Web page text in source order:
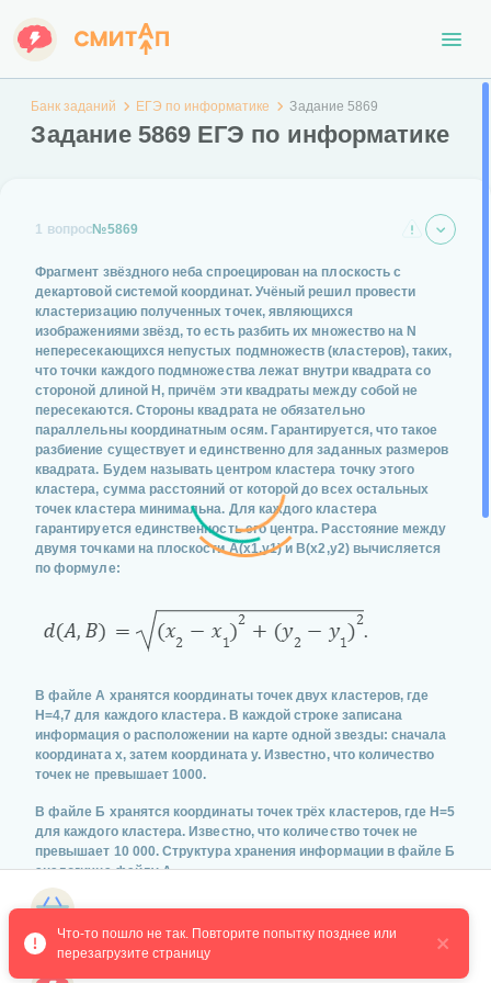
Банк заданий ЕГЭ по информатике Задание 5869
Задание 5869 ЕГЭ по информатике
1 вопрос№5869
Фрагмент звёздного неба спроецирован на плоскость с
декартовой системой координат. Учёный решил провести
кластеризацию полученных точек, являющихся
изображениями звёзд, то есть разбить их множество на N
непересекающихся непустых подмножеств (кластеров), таких,
что точки каждого подмножества лежат внутри квадрата со
стороной длиной H, причём эти квадраты между собой не
пересекаются. Стороны квадрата не обязательно
параллельны координатным осям. Гарантируется, что такое
разбиение существует и единственно для заданных размеров
квадрата. Будем называть центром кластера точку этого
кластера, сумма расстояний от которой до всех остальных
точек кластера минимальна. Для каждого кластера
гарантируется единственность его центра. Расстояние между
двумя точками на плоскости A(x1,y1) и B(x2,y2) вычисляется
по формуле:
В файле А хранятся координаты точек двух кластеров, где
H=4,7 для каждого кластера. В каждой строке записана
информация о расположении на карте одной звезды: сначала
координата x, затем координата y. Известно, что количество
точек не превышает 1000.
В файле Б хранятся координаты точек трёх кластеров, где H=5
для каждого кластера. Известно, что количество точек не
превышает 10 000. Структура хранения информации в файле Б
аналогична файлу А.
Для каждого файла определите координаты центра каждого
кластера, затем вычислите два числа: Px — среднее
арифметическое абсцисс центров кластеров и Py — среднее
Что-то пошло не так. Повторите попытку позднее или
перезагрузите страницу